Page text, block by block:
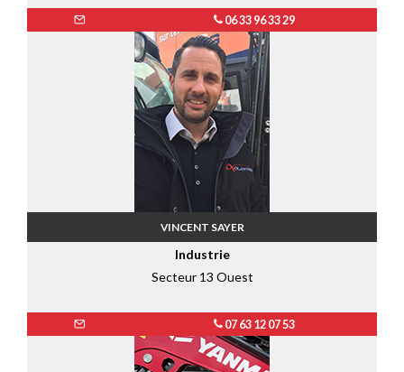
06 33 96 33 29
VINCENT SAYER
Industrie
Secteur 13 Ouest
07 63 12 07 53